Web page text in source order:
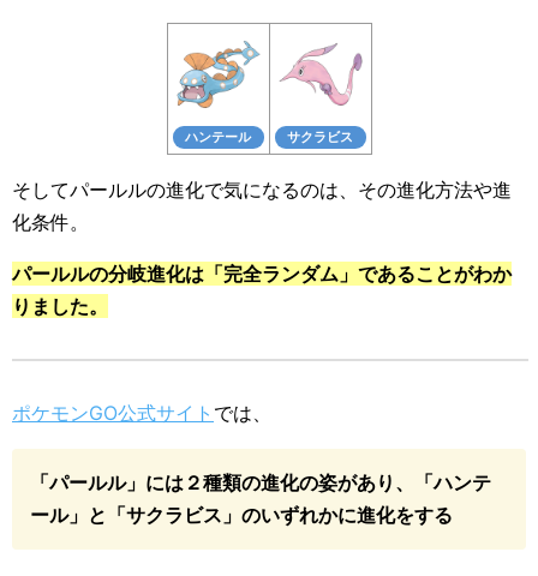
ハンテール サクラビス
そしてパールルの進化で気になるのは、その進化方法や進
化条件。
パールルの分岐進化は「完全ランダム」であることがわか
りました。
ポケモンGO公式サイト では、
「パールル」には２種類の進化の姿があり、「ハンテ
ール」と「サクラビス」のいずれかに進化をする